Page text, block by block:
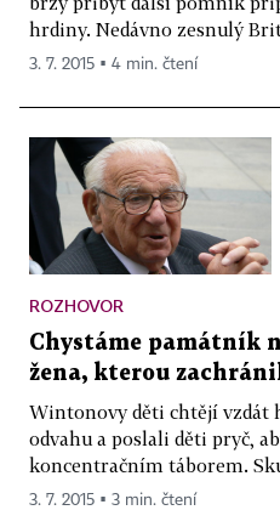
hrdiny. Nedávno zesnulý
3. 7. 2015 ▪ 4 min. čtení
ROZHOVOR
Chystáme památník
žena, kterou
Wintonovy děti chtějí vzdát
odvahu a poslali děti pryč,
koncentračním táborem.
3. 7. 2015 ▪ 3 min. čtení